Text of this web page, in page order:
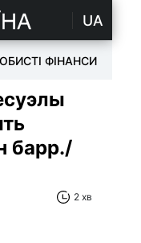
UA
ФІНАНСИ
барр./
2 хв